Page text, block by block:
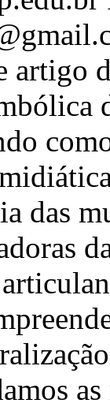
artigo
das